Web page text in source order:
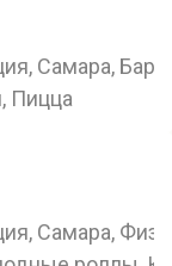
Самара,
Пицца
Самара,